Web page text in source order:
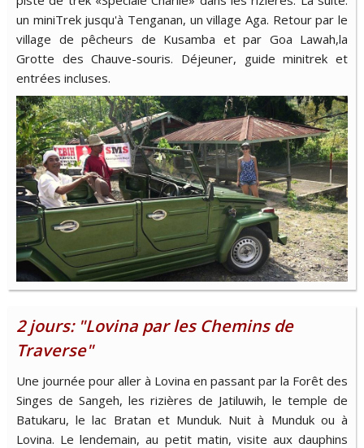
un miniTrek jusqu'à Tenganan, un village Aga. Retour par le
village de pêcheurs de Kusamba et par Goa Lawah,la
Grotte des Chauve-souris. Déjeuner, guide minitrek et
entrées incluses.
2 jours: "Lovina par les Chemins de
Traverse"
Une journée pour aller à Lovina en passant par la Forêt des
Singes de Sangeh, les rizières de Jatiluwih, le temple de
Batukaru, le lac Bratan et Munduk. Nuit à Munduk ou à
Lovina. Le lendemain, au petit matin, visite aux dauphins